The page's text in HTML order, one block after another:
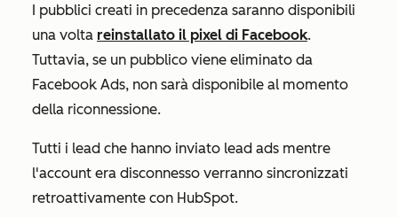
I pubblici creati in precedenza saranno disponibili
una volta reinstallato il pixel di Facebook.
Tuttavia, se un pubblico viene eliminato da
Facebook Ads, non sarà disponibile al momento
della riconnessione.
Tutti i lead che hanno inviato lead ads mentre
l'account era disconnesso verranno sincronizzati
retroattivamente con HubSpot.